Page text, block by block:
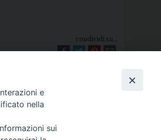
condividi su...
e
nella
sui